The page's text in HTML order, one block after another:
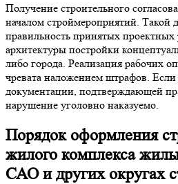
Получение строительного
началом строймероприятий. Такой
правильность принятых проектных
архитектуры постройки
либо города. Реализация рабочих
чревата наложением штрафов.
документации, подтверждающей
нарушение уголовно наказуемо.
Порядок оформления
жилого комплекса
САОи других округах